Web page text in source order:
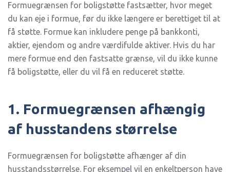
FOR
AT
FÅ
BOLIGSTØTTE?
Formuegrænsen for boligstøtte fastsætter, hvor meget
du kan eje i formue, før du ikke længere er berettiget til at
få støtte. Formue kan inkludere penge på bankkonti,
aktier, ejendom og andre værdifulde aktiver. Hvis du har
mere formue end den fastsatte grænse, vil du ikke kunne
få boligstøtte, eller du vil få en reduceret støtte.
1. Formuegrænsen afhængig
af husstandens størrelse
Formuegrænsen for boligstøtte afhænger af din
husstandsstørrelse. For eksempel vil en enkeltperson have